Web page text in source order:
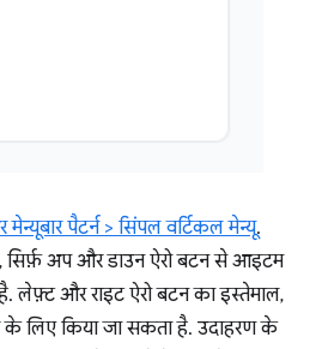
मेन्यूबार पैटर्न > सिंपल वर्टिकल मेन्यू.
सिर्फ़ अप और डाउन ऐरो बटन से आइटम
लेफ़्ट और राइट ऐरो बटन का इस्तेमाल,
लिए किया जा सकता है. उदाहरण के